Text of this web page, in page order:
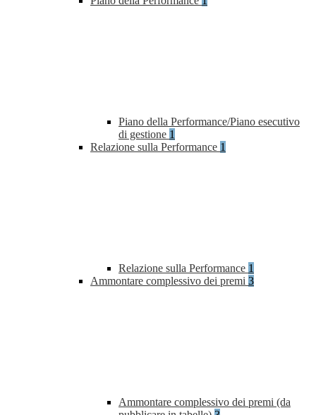
Piano della Performance/Piano esecutivo
di gestione 1
Relazione sulla Performance 1
Relazione sulla Performance 1
Ammontare complessivo dei premi 3
Ammontare complessivo dei premi (da